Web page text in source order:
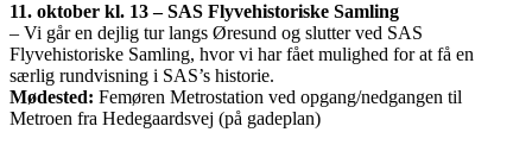
11. oktober kl. 13 – SAS Flyvehistoriske Samling
– Vi går en dejlig tur langs Øresund og slutter ved SAS
Flyvehistoriske Samling, hvor vi har fået mulighed for at få en
særlig rundvisning i SAS’s historie.
Mødested: Femøren Metrostation ved opgang/nedgangen til
Metroen fra Hedegaardsvej (på gadeplan)